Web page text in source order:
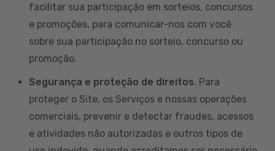
facilitar sua participação em sorteios, concursos
e promoções, para comunicar-nos com você
sobre sua participação no sorteio, concurso ou
promoção.
Segurança e proteção de direitos. Para
proteger o Site, os Serviços e nossas operações
comerciais, prevenir e detectar fraudes, acessos
e atividades não autorizadas e outros tipos de